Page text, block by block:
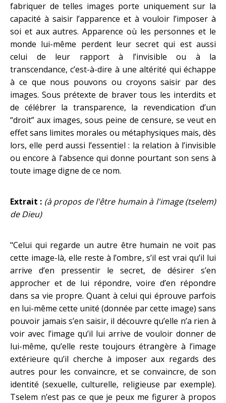
fabriquer de telles images porte uniquement sur la
capacité à saisir l’apparence et à vouloir l’imposer à
soi et aux autres. Apparence où les personnes et le
monde lui-même perdent leur secret qui est aussi
celui de leur rapport à l’invisible ou à la
transcendance, c’est-à-dire à une altérité qui échappe
à ce que nous pouvons ou croyons saisir par des
images. Sous prétexte de braver tous les interdits et
de célébrer la transparence, la revendication d’un
“droit” aux images, sous peine de censure, se veut en
effet sans limites morales ou métaphysiques mais, dès
lors, elle perd aussi l’essentiel : la relation à l’invisible
ou encore à l’absence qui donne pourtant son sens à
toute image digne de ce nom.
Extrait : (à propos de l'être humain à l'image (tselem)
de Dieu)
"Celui qui regarde un autre être humain ne voit pas
cette image-là, elle reste à l’ombre, s’il est vrai qu’il lui
arrive d’en pressentir le secret, de désirer s’en
approcher et de lui répondre, voire d’en répondre
dans sa vie propre. Quant à celui qui éprouve parfois
en lui-même cette unité (donnée par cette image) sans
pouvoir jamais s’en saisir, il découvre qu’elle n’a rien à
voir avec l’image qu’il lui arrive de vouloir donner de
lui-même, qu’elle reste toujours étrangère à l’image
extérieure qu’il cherche à imposer aux regards des
autres pour les convaincre, et se convaincre, de son
identité (sexuelle, culturelle, religieuse par exemple).
Tselem n’est pas ce que je peux me figurer à propos